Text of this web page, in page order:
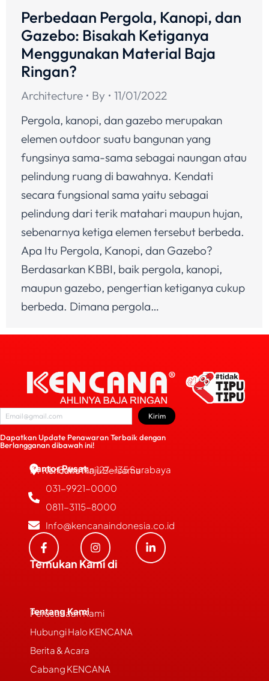
Perbedaan Pergola, Kanopi, dan
Gazebo: Bisakah Ketiganya
Menggunakan Material Baja
Ringan?
Architecture By
11/01/2022
Pergola, kanopi, dan gazebo merupakan
elemen outdoor suatu bangunan yang
fungsinya sama-sama sebagai naungan atau
pelindung ruang di bawahnya. Kendati
secara fungsional sama yaitu sebagai
pelindung dari terik matahari maupun hujan,
sebenarnya ketiga elemen tersebut berbeda.
Apa Itu Pergola, Kanopi, dan Gazebo?
Berdasarkan KBBI, baik pergola, kanopi,
maupun gazebo, pengertian ketiganya cukup
berbeda. Dimana pergola…
Dapatkan Update Penawaran Terbaik dengan
Berlangganan dibawah ini!
Kirim
Kantor Pusat
PT Kencana Maju Bersama
JL. Bubutan 127-135 Surabaya
031-9921-0000
0811-3115-8000
Info@kencanaindonesia.co.id
Temukan Kami di
Tentang Kami
Perusahaan Kami
Hubungi Halo KENCANA
Berita & Acara
Cabang KENCANA